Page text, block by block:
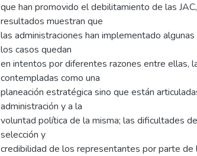
que han promovido el debilitamiento de las
resultados muestran que
las administraciones han implementado
los casos quedan
en intentos por diferentes razones entre ellas,
contempladas como una
planeación estratégica sino que están
administración y a la
voluntad política de la misma; las dificultades
selección y
credibilidad de los representantes por parte de